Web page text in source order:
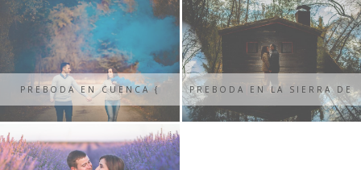
PREBODA EN CUENCA {
NÁYADE + ALEJANDRO }
PREBODA EN LA SIERRA DE
MADRID { IRENE + PEDRO }